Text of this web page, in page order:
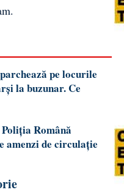
.
pe locurile
la buzunar. Ce
Română
amenzi de circulație